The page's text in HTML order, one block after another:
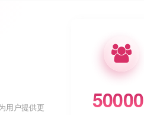
用户提供更 50000